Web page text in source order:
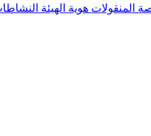
المنقولات هوية الهيئة